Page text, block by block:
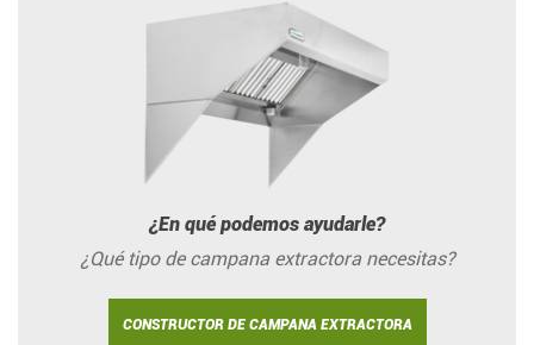
¿En qué podemos ayudarle?
¿Qué tipo de campana extractora necesitas?
CONSTRUCTOR DE CAMPANA EXTRACTORA